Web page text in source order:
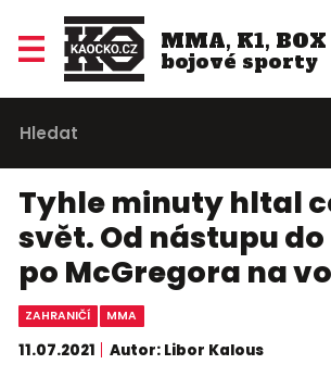
MMA, K1, BOX
bojové sporty
Tyhle minuty hltal
svět. Od nástupu
po McGregora na
ZAHRANIČÍ MMA
11.07.2021 Autor: Libor Kalous